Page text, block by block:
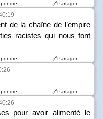
🔗Partager
de la chaîne de l’empire
racistes qui nous font
🔗Partager
🔗Partager
pour avoir alimenté le